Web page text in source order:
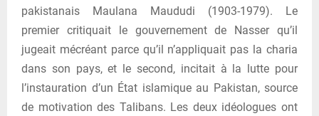
pakistanais Maulana Maududi (1903-1979). Le
premier critiquait le gouvernement de Nasser qu’il
jugeait mécréant parce qu’il n’appliquait pas la charia
dans son pays, et le second, incitait à la lutte pour
l’instauration d’un État islamique au Pakistan, source
de motivation des Talibans. Les deux idéologues ont